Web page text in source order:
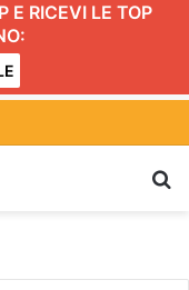
E RICEVI LE TOP